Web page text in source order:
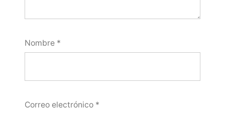
Nombre *
Correo electrónico *